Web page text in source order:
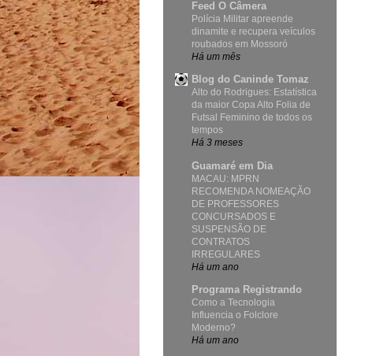
Feed O Câmera
Polícia Militar apreende
dinamite e recupera veículos
roubados em Mossoró
Há um mês
Blog do Caninde Tomaz
Alto do Rodrigues: Estatística
da maior Copa Alto Folia de
Futsal Feminino de todos os
tempos
Há 3 meses
Guamaré em Dia
MACAU: MPRN
RECOMENDA NOMEAÇÃO
DE PROFESSORES
CONCURSADOS E
SUSPENSÃO DE
CONTRATOS
IRREGULARES
Há um ano
Programa Registrando
Como a Tecnologia
Influencia o Folclore
Moderno?
Há um ano